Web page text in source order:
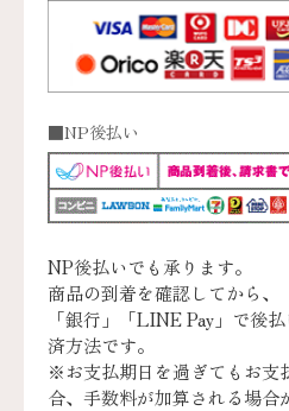
■NP後払い
NP後払いでも承ります。
商品の到着を確認してから、
「銀行」「LINE Pay」で後
済方法です。
※お支払期日を過ぎてもお支
合、手数料が加算される場合